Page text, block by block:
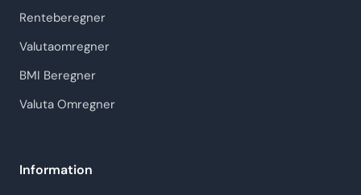
Renteberegner
Valutaomregner
BMI Beregner
Valuta Omregner
Information